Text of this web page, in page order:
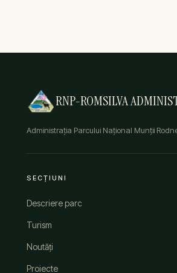
RNP-ROMSILVA
Administrația Parcului Național Munții
SECȚIUNI
Descriere parc
Turism
Noutăți
Proiecte